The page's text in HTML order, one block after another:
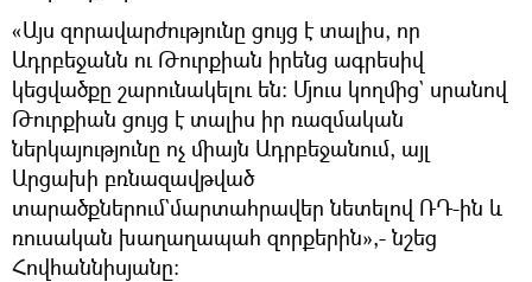
«Այս զորավարժությունը ցույց է տալիս, որ
Ադրբեջանն ու Թուրքիան իրենց ագրեսիվ
կեցվածքը շարունակելու են։ Մյուս կողմից` սրանով
Թուրքիան ցույց է տալիս իր ռազմական
ներկայությունը ոչ միայն Ադրբեջանում, այլ
Արցախի բռնազավթված
տարածքներում`մարտահրավեր նետելով ՌԴ-ին և
ռուսական խաղաղապահ զորքերին»,- նշեց
Հովհաննիսյանը։